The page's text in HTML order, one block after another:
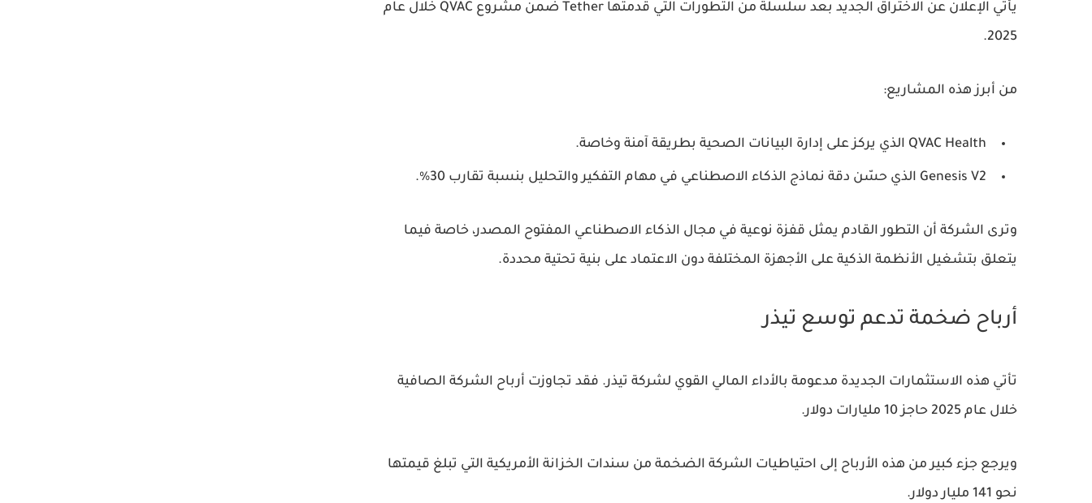
يأتي الإعلان عن الاختراق الجديد بعد سلسلة من التطورات التي قدمتها Tether ضمن مشروع QVAC خلال عام
2025.
من أبرز هذه المشاريع:
QVAC Health الذي يركز على إدارة البيانات الصحية بطريقة آمنة وخاصة.
Genesis V2 الذي حسّن دقة نماذج الذكاء الاصطناعي في مهام التفكير والتحليل بنسبة تقارب 30%
.
وترى الشركة أن التطور القادم يمثل قفزة نوعية في مجال الذكاء الاصطناعي المفتوح المصدر، خاصة فيما
يتعلق بتشغيل الأنظمة الذكية على الأجهزة المختلفة دون الاعتماد على بنية تحتية محددة.
أرباح ضخمة تدعم توسع تيذر
تأتي هذه الاستثمارات الجديدة مدعومة بالأداء المالي القوي لشركة تيذر. فقد تجاوزت أرباح الشركة الصافية
خلال عام 2025 حاجز10 مليارات دولار .
ويرجع جزء كبير من هذه الأرباح إلى احتياطيات الشركة الضخمة من سندات الخزانة الأمريكية التي تبلغ قيمتها
نحو 141 مليار دولار .